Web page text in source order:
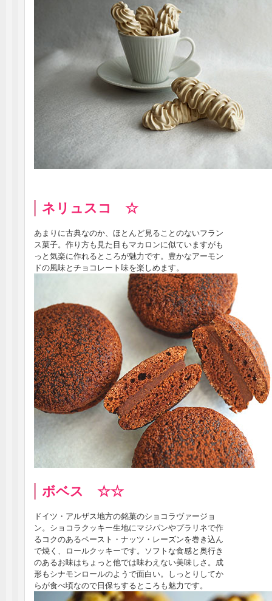
ネリュスコ ☆
あまりに古典なのか、ほとんど見ることのないフラン
ス菓子。作り方も見た目もマカロンに似ていますがも
っと気楽に作れるところが魅力です。豊かなアーモン
ドの風味とチョコレート味を楽しめます。
ボベス ☆☆
ドイツ・アルザス地方の銘菓のショコラヴァージョ
ン。ショコラクッキー生地にマジパンやプラリネで作
るコクのあるペースト・ナッツ・レーズンを巻き込ん
で焼く、ロールクッキーです。ソフトな食感と奥行き
のあるお味はちょっと他では味わえない美味しさ。成
形もシナモンロールのようで面白い。しっとりしてか
らが食べ頃なので日保ちするところも魅力です。